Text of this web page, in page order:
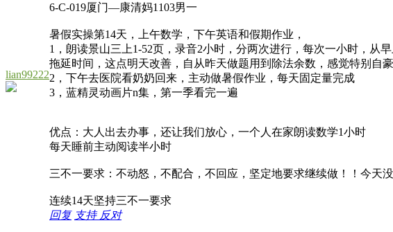
lian99222
6-C-019厦门—康清妈1103男一
暑假实操第14天，上午数学，下午英语和假期作业，
1，朗读景山三上1-52页，录音2小时，分两次进行，每次一小时，从
拖延时间，这点明天改善，自从昨天做题用到除法余数，感觉特别
2，下午去医院看奶奶回来，主动做暑假作业，每天固定量完成
3，蓝精灵动画片n集，第一季看完一遍
优点：大人出去办事，还让我们放心，一个人在家朗读数学1小时
每天睡前主动阅读半小时
三不一要求：不动怒，不配合，不回应，坚定地要求继续做！！今天
连续14天坚持三不一要求
回复 支持 反对